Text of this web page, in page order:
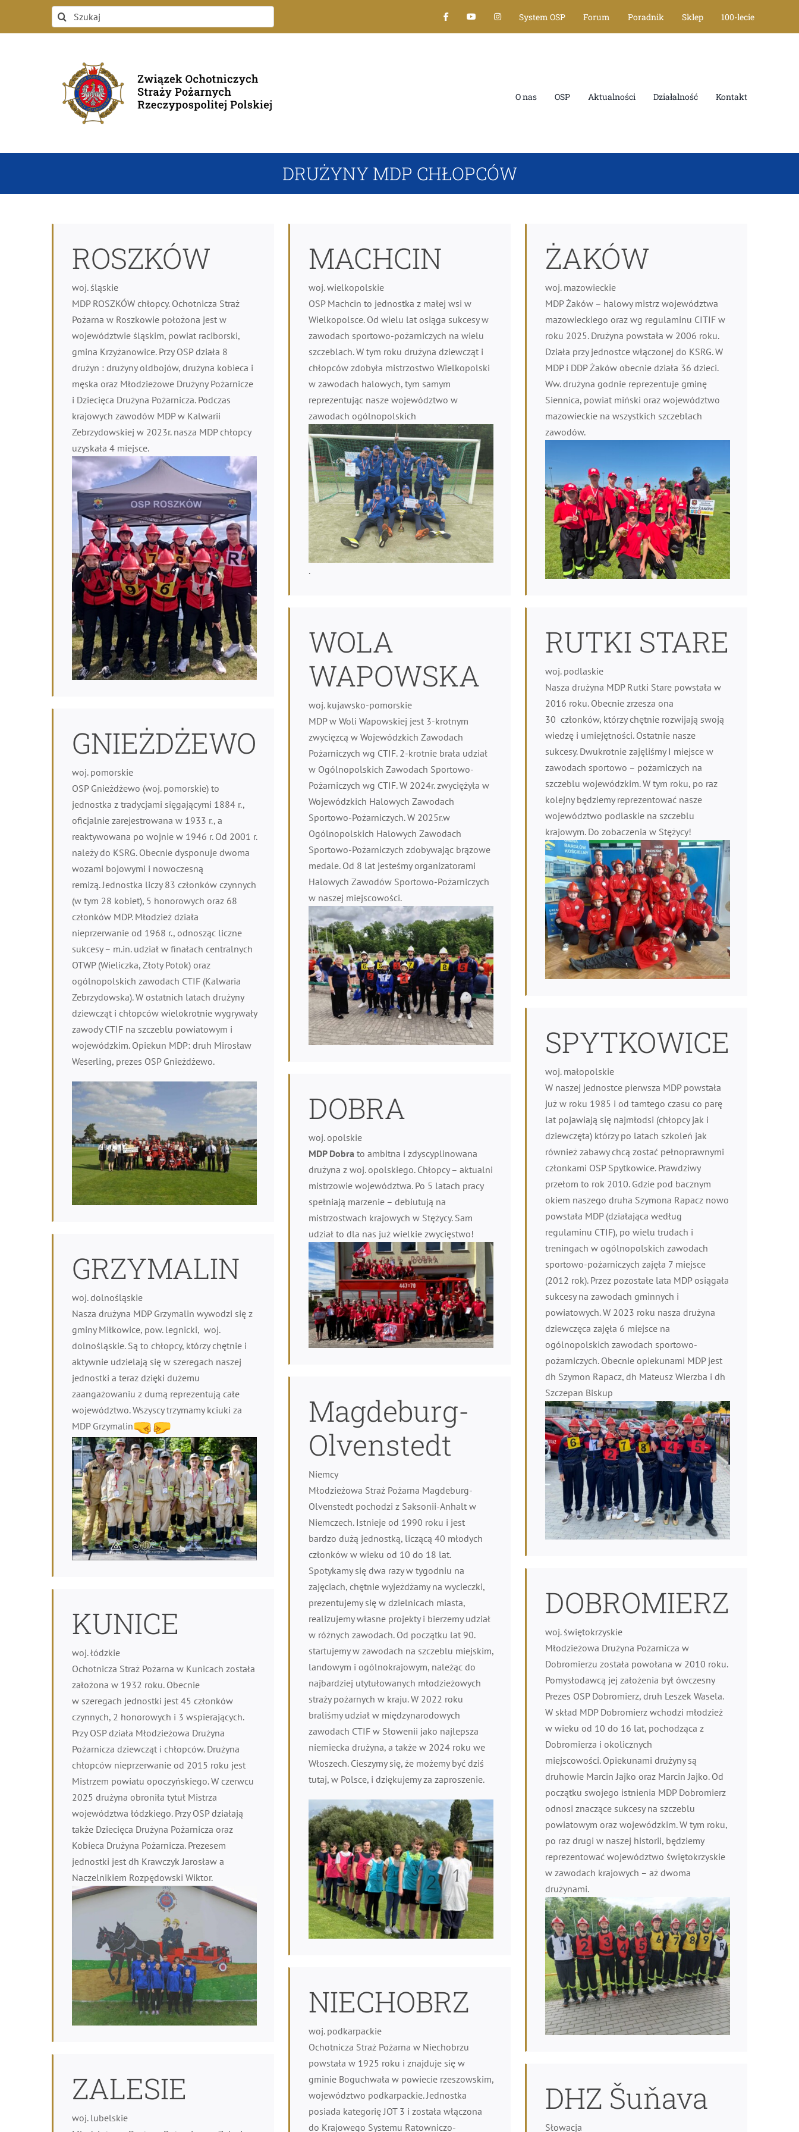
Szukaj System OSP Forum Poradnik Sklep 100-lecie
O nas OSP Aktualności Działalność Kontakt
DRUŻYNY MDP CHŁOPCÓW
ROSZKÓW
woj. śląskie
MDP ROSZKÓW chłopcy. Ochotnicza Straż
Pożarna w Roszkowie położona jest w
województwie śląskim, powiat raciborski,
gmina Krzyżanowice. Przy OSP działa 8
drużyn : drużyny oldbojów, drużyna kobieca i
męska oraz Młodzieżowe Drużyny Pożarnicze
i Dziecięca Drużyna Pożarnicza. Podczas
krajowych zawodów MDP w Kalwarii
Zebrzydowskiej w 2023r. nasza MDP chłopcy
uzyskała 4 miejsce.
GNIEŻDŻEWO
woj. pomorskie
OSP Gnieżdżewo (woj. pomorskie) to
jednostka z tradycjami sięgającymi 1884 r.,
oficjalnie zarejestrowana w 1933 r., a
reaktywowana po wojnie w 1946 r. Od 2001 r.
należy do KSRG. Obecnie dysponuje dwoma
wozami bojowymi i nowoczesną
remizą. Jednostka liczy 83 członków czynnych
(w tym 28 kobiet), 5 honorowych oraz 68
członków MDP. Młodzież działa
nieprzerwanie od 1968 r., odnosząc liczne
sukcesy – m.in. udział w finałach centralnych
OTWP (Wieliczka, Złoty Potok) oraz
ogólnopolskich zawodach CTIF (Kalwaria
Zebrzydowska). W ostatnich latach drużyny
dziewcząt i chłopców wielokrotnie wygrywały
zawody CTIF na szczeblu powiatowym i
wojewódzkim. Opiekun MDP: druh Mirosław
Weserling, prezes OSP Gnieżdżewo.
GRZYMALIN
woj. dolnośląskie
Nasza drużyna MDP Grzymalin wywodzi się z
gminy Miłkowice, pow. legnicki, woj.
dolnośląskie. Są to chłopcy, którzy chętnie i
aktywnie udzielają się w szeregach naszej
jednostki a teraz dzięki dużemu
zaangażowaniu z dumą reprezentują całe
województwo. Wszyscy trzymamy kciuki za
MDP Grzymalin
KUNICE
woj. łódzkie
Ochotnicza Straż Pożarna w Kunicach została
założona w 1932 roku. Obecnie
w szeregach jednostki jest 45 członków
czynnych, 2 honorowych i 3 wspierających.
Przy OSP działa Młodzieżowa Drużyna
Pożarnicza dziewcząt i chłopców. Drużyna
chłopców nieprzerwanie od 2015 roku jest
Mistrzem powiatu opoczyńskiego. W czerwcu
2025 drużyna obroniła tytuł Mistrza
województwa łódzkiego. Przy OSP działają
także Dziecięca Drużyna Pożarnicza oraz
Kobieca Drużyna Pożarnicza. Prezesem
jednostki jest dh Krawczyk Jarosław a
Naczelnikiem Rozpędowski Wiktor.
ZALESIE
woj. lubelskie
MACHCIN
woj. wielkopolskie
OSP Machcin to jednostka z małej wsi w
Wielkopolsce. Od wielu lat osiąga sukcesy w
zawodach sportowo-pożarniczych na wielu
szczeblach. W tym roku drużyna dziewcząt i
chłopców zdobyła mistrzostwo Wielkopolski
w zawodach halowych, tym samym
reprezentując nasze województwo w
zawodach ogólnopolskich
WOLA
WAPOWSKA
woj. kujawsko-pomorskie
MDP w Woli Wapowskiej jest 3-krotnym
zwycięzcą w Wojewódzkich Zawodach
Pożarniczych wg CTIF. 2-krotnie brała udział
w Ogólnopolskich Zawodach Sportowo-
Pożarniczych wg CTIF. W 2024r. zwyciężyła w
Wojewódzkich Halowych Zawodach
Sportowo-Pożarniczych. W 2025r.w
Ogólnopolskich Halowych Zawodach
Sportowo-Pożarniczych zdobywając brązowe
medale. Od 8 lat jesteśmy organizatorami
Halowych Zawodów Sportowo-Pożarniczych
w naszej miejscowości.
DOBRA
woj. opolskie
MDP Dobrato ambitna i zdyscyplinowana
drużyna z woj. opolskiego. Chłopcy – aktualni
mistrzowie województwa. Po 5 latach pracy
spełniają marzenie – debiutują na
mistrzostwach krajowych w Stężycy. Sam
udział to dla nas już wielkie zwycięstwo!
Magdeburg-
Olvenstedt
Niemcy
Młodzieżowa Straż Pożarna Magdeburg-
Olvenstedt pochodzi z Saksonii-Anhalt w
Niemczech. Istnieje od 1990 roku i jest
bardzo dużą jednostką, liczącą 40 młodych
członków w wieku od 10 do 18 lat.
Spotykamy się dwa razy w tygodniu na
zajęciach, chętnie wyjeżdżamy na wycieczki,
prezentujemy się w dzielnicach miasta,
realizujemy własne projekty i bierzemy udział
w różnych zawodach. Od początku lat 90.
startujemy w zawodach na szczeblu miejskim,
landowym i ogólnokrajowym, należąc do
najbardziej utytułowanych młodzieżowych
straży pożarnych w kraju. W 2022 roku
braliśmy udział w międzynarodowych
zawodach CTIF w Słowenii jako najlepsza
niemiecka drużyna, a także w 2024 roku we
Włoszech. Cieszymy się, że możemy być dziś
tutaj, w Polsce, i dziękujemy za zaproszenie.
NIECHOBRZ
woj. podkarpackie
Ochotnicza Straż Pożarna w Niechobrzu
powstała w 1925 roku i znajduje się w
gminie Boguchwała w powiecie rzeszowskim,
województwo podkarpackie. Jednostka
posiada kategorię JOT 3 i została włączona
do Krajowego Systemu Ratowniczo-
ŻAKÓW
woj. mazowieckie
MDP Żaków – halowy mistrz województwa
mazowieckiego oraz wg regulaminu CITIF w
roku 2025. Drużyna powstała w 2006 roku.
Działa przy jednostce włączonej do KSRG. W
MDP i DDP Żaków obecnie działa 36 dzieci.
Ww. drużyna godnie reprezentuje gminę
Siennica, powiat miński oraz województwo
mazowieckie na wszystkich szczeblach
zawodów.
RUTKI STARE
woj. podlaskie
Nasza drużyna MDP Rutki Stare powstała w
2016 roku. Obecnie zrzesza ona
30 członków, którzy chętnie rozwijają swoją
wiedzę i umiejętności. Ostatnie nasze
sukcesy. Dwukrotnie zajęliśmy I miejsce w
zawodach sportowo – pożarniczych na
szczeblu wojewódzkim. W tym roku, po raz
kolejny będziemy reprezentować nasze
województwo podlaskie na szczeblu
krajowym. Do zobaczenia w Stężycy!
SPYTKOWICE
woj. małopolskie
W naszej jednostce pierwsza MDP powstała
już w roku 1985 i od tamtego czasu co parę
lat pojawiają się najmłodsi (chłopcy jak i
dziewczęta) którzy po latach szkoleń jak
również zabawy chcą zostać pełnoprawnymi
członkami OSP Spytkowice. Prawdziwy
przełom to rok 2010. Gdzie pod bacznym
okiem naszego druha Szymona Rapacz nowo
powstała MDP (działająca według
regulaminu CTIF), po wielu trudach i
treningach w ogólnopolskich zawodach
sportowo-pożarniczych zajęła 7 miejsce
(2012 rok). Przez pozostałe lata MDP osiągała
sukcesy na zawodach gminnych i
powiatowych. W 2023 roku nasza drużyna
dziewczęca zajęła 6 miejsce na
ogólnopolskich zawodach sportowo-
pożarniczych. Obecnie opiekunami MDP jest
dh Szymon Rapacz, dh Mateusz Wierzba i dh
Szczepan Biskup
DOBROMIERZ
woj. świętokrzyskie
Młodzieżowa Drużyna Pożarnicza w
Dobromierzu została powołana w 2010 roku.
Pomysłodawcą jej założenia był ówczesny
Prezes OSP Dobromierz, druh Leszek Wasela.
W skład MDP Dobromierz wchodzi młodzież
w wieku od 10 do 16 lat, pochodząca z
Dobromierza i okolicznych
miejscowości. Opiekunami drużyny są
druhowie Marcin Jajko oraz Marcin Jajko. Od
początku swojego istnienia MDP Dobromierz
odnosi znaczące sukcesy na szczeblu
powiatowym oraz wojewódzkim. W tym roku,
po raz drugi w naszej historii, będziemy
reprezentować województwo świętokrzyskie
w zawodach krajowych – aż dwoma
drużynami.
DHZ Šuňava
Słowacja